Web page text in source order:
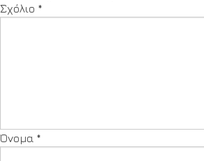
Σχόλιο *
Όνομα *